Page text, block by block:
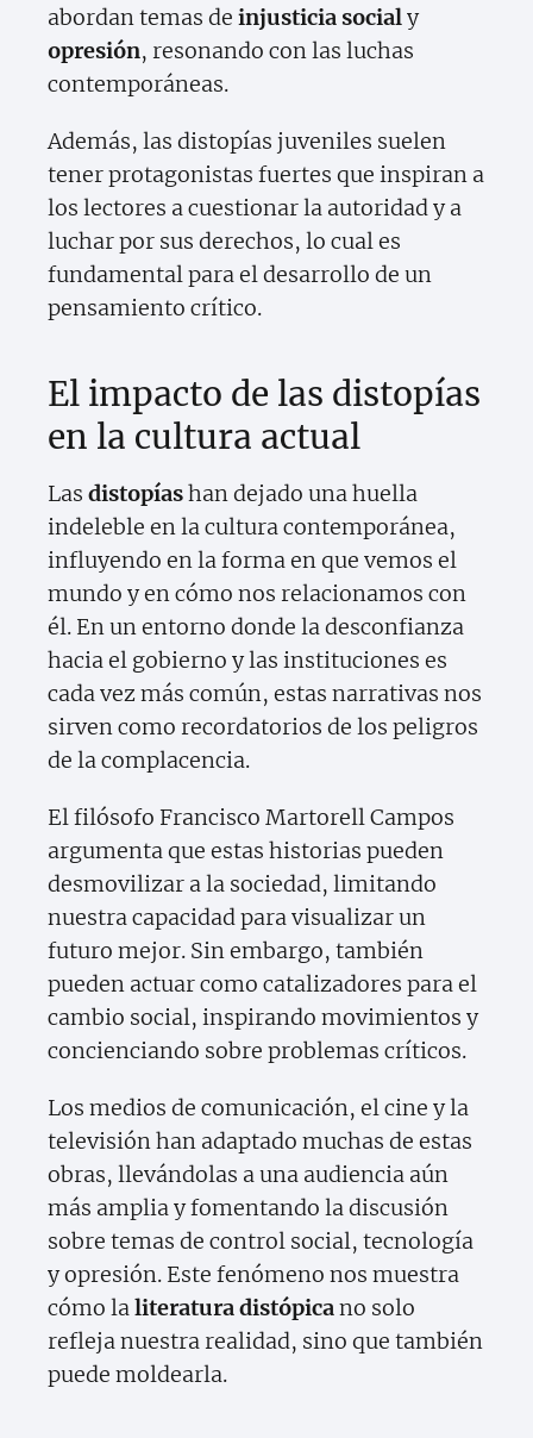
abordan temas de injusticia socialy
opresión, resonando con las luchas
contemporáneas.
Además, las distopías juveniles suelen
tener protagonistas fuertes que inspiran a
los lectores a cuestionar la autoridad y a
luchar por sus derechos, lo cual es
fundamental para el desarrollo de un
pensamiento crítico.
El impacto de las distopías
en la cultura actual
Las distopíashan dejado una huella
indeleble en la cultura contemporánea,
influyendo en la forma en que vemos el
mundo y en cómo nos relacionamos con
él. En un entorno donde la desconfianza
hacia el gobierno y las instituciones es
cada vez más común, estas narrativas nos
sirven como recordatorios de los peligros
de la complacencia.
El filósofo Francisco Martorell Campos
argumenta que estas historias pueden
desmovilizar a la sociedad, limitando
nuestra capacidad para visualizar un
futuro mejor. Sin embargo, también
pueden actuar como catalizadores para el
cambio social, inspirando movimientos y
concienciando sobre problemas críticos.
Los medios de comunicación, el cine y la
televisión han adaptado muchas de estas
obras, llevándolas a una audiencia aún
más amplia y fomentando la discusión
sobre temas de control social, tecnología
y opresión. Este fenómeno nos muestra
cómo laliteratura distópicano solo
refleja nuestra realidad, sino que también
puede moldearla.